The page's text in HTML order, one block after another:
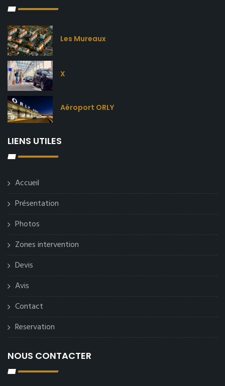
Les Mureaux
X
Aéroport ORLY
LIENS UTILES
Accueil
Présentation
Photos
Zones intervention
Devis
Avis
Contact
Reservation
NOUS CONTACTER